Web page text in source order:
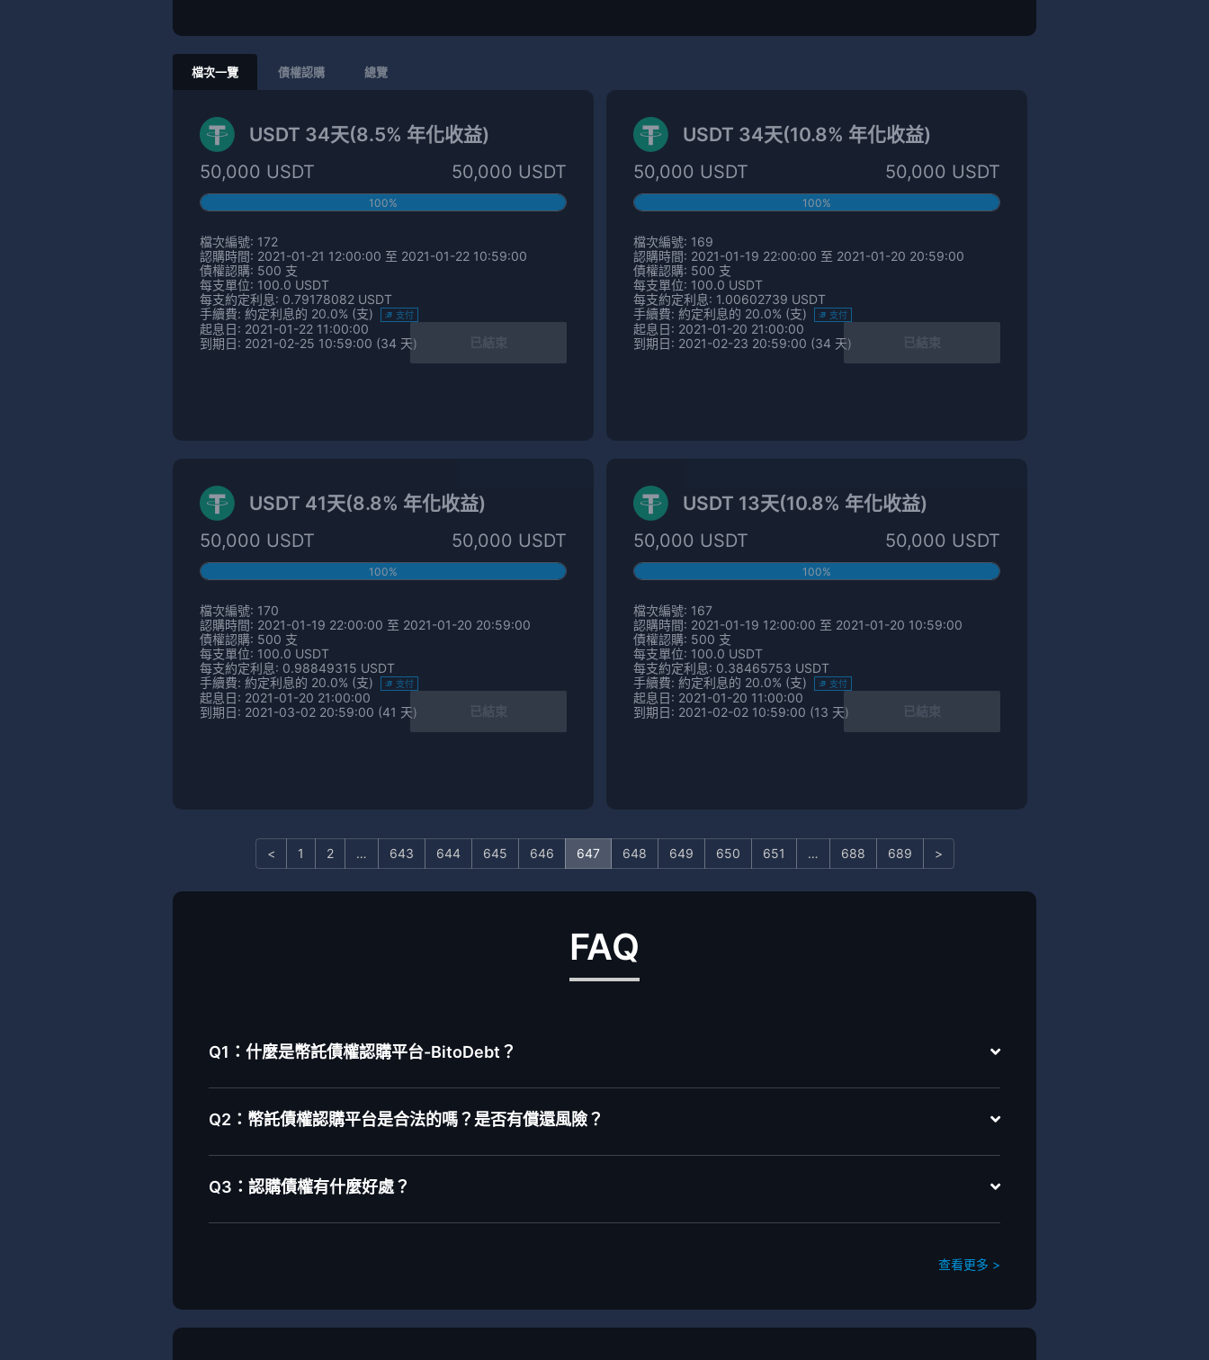
檔次一覽 債權認購 總覽
USDT 34天(8.5% 年化收益)
50,000 USDT 50,000 USDT
100%
檔次編號: 172
認購時間: 2021-01-21 12:00:00 至 2021-01-22 10:59:00
債權認購: 500 支
每支單位: 100.0 USDT
每支約定利息: 0.79178082 USDT
手續費: 約定利息的 20.0% (支)
支付
起息日: 2021-01-22 11:00:00
到期日: 2021-02-25 10:59:00 (34 天)
USDT 34天(10.8% 年化收益)
50,000 USDT 50,000 USDT
100%
檔次編號: 169
認購時間: 2021-01-19 22:00:00 至 2021-01-20 20:59:00
債權認購: 500 支
每支單位: 100.0 USDT
每支約定利息: 1.00602739 USDT
手續費: 約定利息的 20.0% (支)
支付
起息日: 2021-01-20 21:00:00
到期日: 2021-02-23 20:59:00 (34 天)
USDT 41天(8.8% 年化收益)
50,000 USDT 50,000 USDT
100%
檔次編號: 170
認購時間: 2021-01-19 22:00:00 至 2021-01-20 20:59:00
債權認購: 500 支
每支單位: 100.0 USDT
每支約定利息: 0.98849315 USDT
手續費: 約定利息的 20.0% (支)
支付
起息日: 2021-01-20 21:00:00
到期日: 2021-03-02 20:59:00 (41 天)
USDT 13天(10.8% 年化收益)
50,000 USDT 50,000 USDT
100%
檔次編號: 167
認購時間: 2021-01-19 12:00:00 至 2021-01-20 10:59:00
債權認購: 500 支
每支單位: 100.0 USDT
每支約定利息: 0.38465753 USDT
手續費: 約定利息的 20.0% (支)
支付
起息日: 2021-01-20 11:00:00
到期日: 2021-02-02 10:59:00 (13 天)
< 1 2 … 643 644 645 646 647 648 649 650 651 … 688 689 >
FAQ
Q1：什麼是幣託債權認購平台-BitoDebt？
Q2：幣託債權認購平台是合法的嗎？是否有償還風險？
Q3：認購債權有什麼好處？
查看更多 >